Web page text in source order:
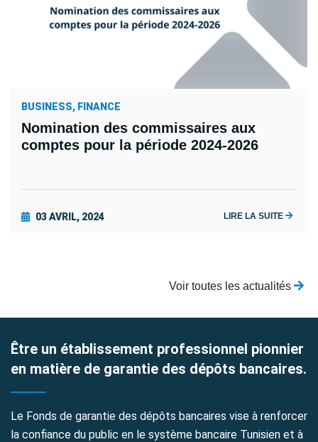
BUSINESS, FINANCE
Nomination des commissaires aux
comptes pour la période 2024-2026
03 AVRIL, 2024 LIRE LA SUITE
Voir toutes les actualités
Être un établissement professionnel pionnier
en matière de garantie des dépôts bancaires.
Le Fonds de garantie des dépôts bancaires vise à renforcer
la confiance du public en le système bancaire Tunisien et à